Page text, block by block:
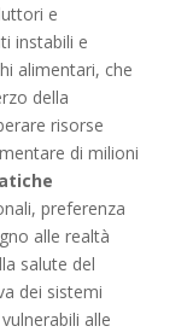
e
instabili e
alimentari, che
della
risorse
di milioni
preferenza
alle realtà
salute del
dei sistemi
alle